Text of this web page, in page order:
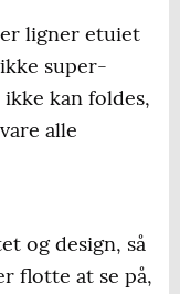
ligner etuiet
super-
kan foldes,
alle
og design, så
flotte at se på,